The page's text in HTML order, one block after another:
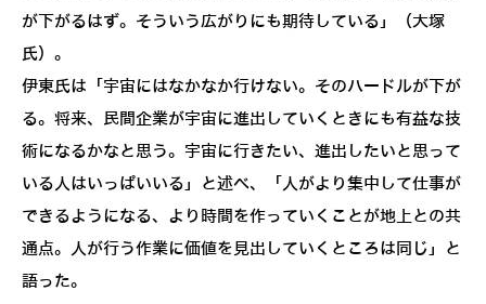
が下がるはず。そういう広がりにも期待している」（大塚
氏）。
伊東氏は「宇宙にはなかなか行けない。そのハードルが下が
る。将来、民間企業が宇宙に進出していくときにも有益な技
術になるかなと思う。宇宙に行きたい、進出したいと思って
いる人はいっぱいいる」と述べ、「人がより集中して仕事が
できるようになる、より時間を作っていくことが地上との共
通点。人が行う作業に価値を見出していくところは同じ」と
語った。